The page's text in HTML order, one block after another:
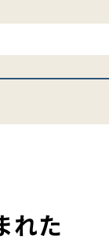
れた